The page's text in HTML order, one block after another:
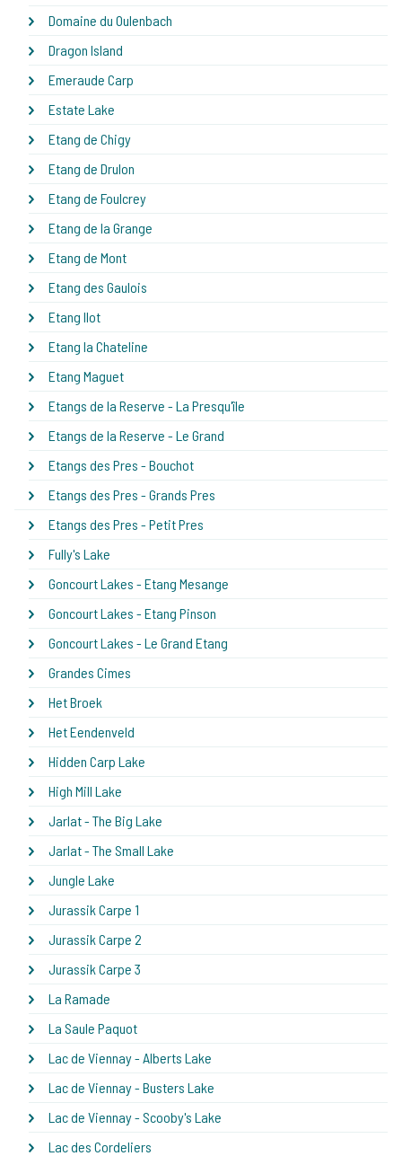
Domaine du Oulenbach
Dragon Island
Emeraude Carp
Estate Lake
Etang de Chigy
Etang de Drulon
Etang de Foulcrey
Etang de la Grange
Etang de Mont
Etang des Gaulois
Etang Ilot
Etang la Chateline
Etang Maguet
Etangs de la Reserve - La Presqu'île
Etangs de la Reserve - Le Grand
Etangs des Pres - Bouchot
Etangs des Pres - Grands Pres
Etangs des Pres - Petit Pres
Fully's Lake
Goncourt Lakes - Etang Mesange
Goncourt Lakes - Etang Pinson
Goncourt Lakes - Le Grand Etang
Grandes Cimes
Het Broek
Het Eendenveld
Hidden Carp Lake
High Mill Lake
Jarlat - The Big Lake
Jarlat - The Small Lake
Jungle Lake
Jurassik Carpe 1
Jurassik Carpe 2
Jurassik Carpe 3
La Ramade
La Saule Paquot
Lac de Viennay - Alberts Lake
Lac de Viennay - Busters Lake
Lac de Viennay - Scooby's Lake
Lac des Cordeliers